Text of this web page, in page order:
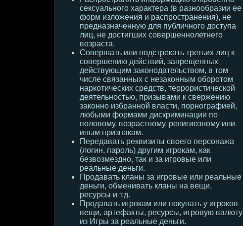
сексуального характера (в разнообразии ее
форм изложения и распространения), не
предназначенную для публичного доступа
лиц, не достигших совершеннолетнего
возраста.
Совершать или подстрекать третьих лиц к
совершению действий, запрещенных
действующим законодательством, в том
числе связанных с незаконным оборотом
наркотических средств, террористической
деятельностью, призывами к свержению
законно избранной власти, порнографией,
любыми формами дискриминации по
половому, возрастному, религиозному или
иным признакам.
Передавать реквизиты своего персонажа
(логин, пароль) другим игрокам, как
безвозмездно, так и за игровые или
реальные деньги.
Продавать кланы за игровые или реальные
деньги, обменивать кланы на вещи,
ресурсы и т.д.
Продавать игрокам или покупать у игроков
вещи, артефакты, ресурсы, игровую валюту
из Игры за реальные деньги.